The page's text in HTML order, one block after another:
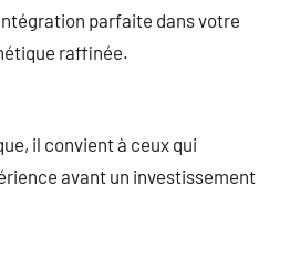
parfaite dans votre
raffinée.
il convient à ceux qui
avant un investissement